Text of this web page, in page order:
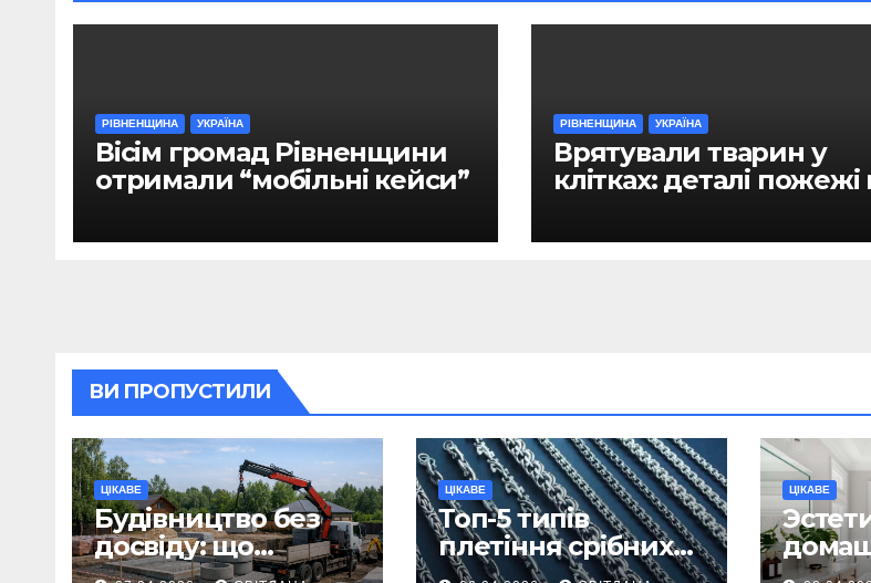
РІВНЕНЩИНА УКРАЇНА
Вісім громад Рівненщини
отримали “мобільні кейси”
РІВНЕНЩИНА УКРАЇНА
Врятували тварин у
клітках: деталі пожежі
ВИ ПРОПУСТИЛИ
ЦІКАВЕ
Будівництво без
досвіду: що
потрібно
ЦІКАВЕ
Топ-5 типів
плетіння срібних
ланцюжків, які
ЦІКАВЕ
как